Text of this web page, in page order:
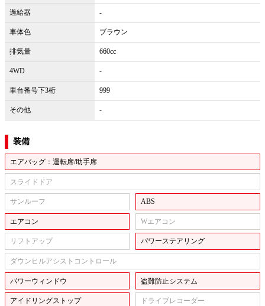
過給器 -
車体色 ブラウン
排気量 660cc
4WD -
車台番号下3桁 999
その他 -
装備
エアバッグ：運転席/助手席
スライドドア
サンルーフ ABS
エアコン Wエアコン
リフトアップ パワーステアリング
ダウンヒルアシストコントロール
パワーウィンドウ 盗難防止システム
アイドリングストップ ドライブレコーダー